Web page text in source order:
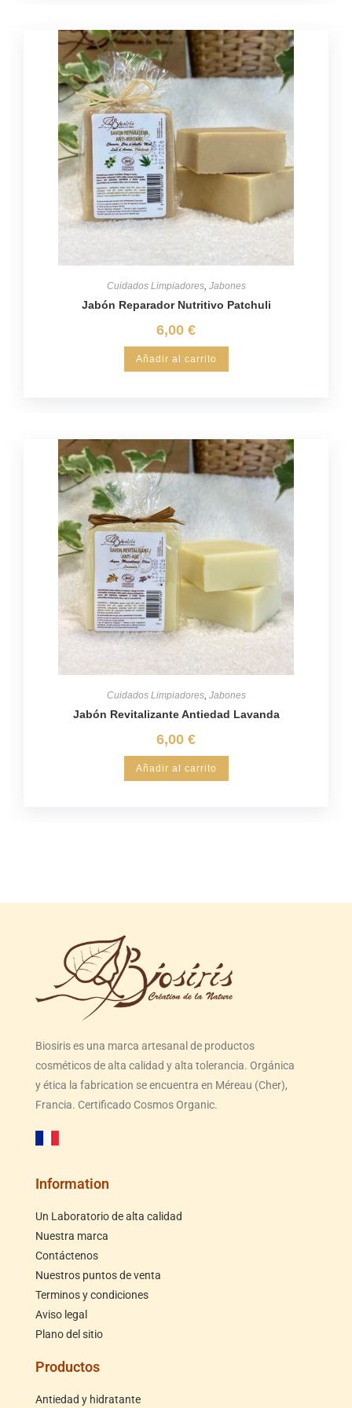
Cuidados Limpiadores, Jabones
Jabón Reparador Nutritivo Patchuli
6,00 €
Añadir al carrito
Cuidados Limpiadores, Jabones
Jabón Revitalizante Antiedad Lavanda
6,00 €
Añadir al carrito
Biosiris es una marca artesanal de productos
cosméticos de alta calidad y alta tolerancia. Orgánica
y ética la fabrication se encuentra en Méreau (Cher),
Francia. Certificado Cosmos Organic.
Information
Un Laboratorio de alta calidad
Nuestra marca
Contáctenos
Nuestros puntos de venta
Terminos y condiciones
Aviso legal
Plano del sitio
Productos
Antiedad y hidratante